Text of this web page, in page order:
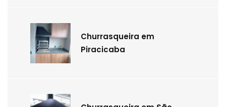
Churrasqueira em
Piracicaba